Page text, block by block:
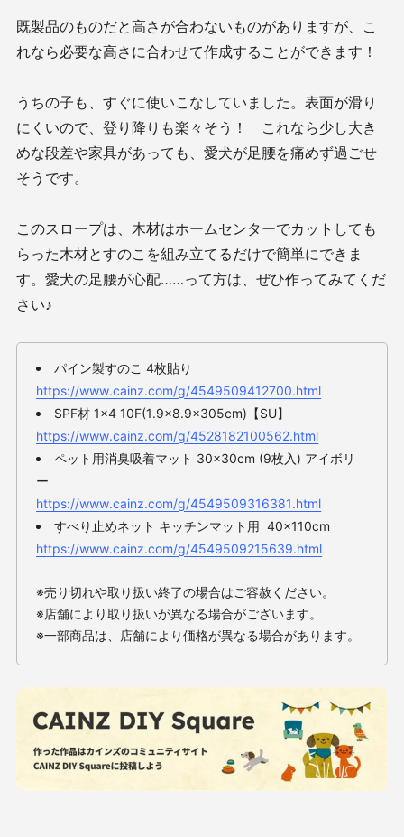
既製品のものだと高さが合わないものがありますが、こ
れなら必要な高さに合わせて作成することができます！
うちの子も、すぐに使いこなしていました。表面が滑り
にくいので、登り降りも楽々そう！ これなら少し大き
めな段差や家具があっても、愛犬が足腰を痛めず過ごせ
そうです。
このスロープは、木材はホームセンターでカットしても
らった木材とすのこを組み立てるだけで簡単にできま
す。愛犬の足腰が心配……って方は、ぜひ作ってみてくだ
さい♪
パイン製すのこ 4枚貼り
https://www.cainz.com/g/4549509412700.html
SPF材 1×4 10F(1.9×8.9×305cm)【SU】
https://www.cainz.com/g/4528182100562.html
ペット用消臭吸着マット 30×30cm (9枚入) アイボリ
ー
https://www.cainz.com/g/4549509316381.html
すべり止めネット キッチンマット用 40×110cm
https://www.cainz.com/g/4549509215639.html
※売り切れや取り扱い終了の場合はご容赦ください。
※店舗により取り扱いが異なる場合がございます。
※一部商品は、店舗により価格が異なる場合があります。